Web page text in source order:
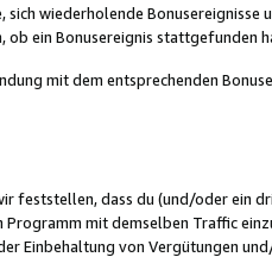
wiederholende Bonusereignisse
ein Bonusereignis stattgefunden
mit dem entsprechenden
feststellen, dass du (und/oder ein
mit demselben Traffic
Einbehaltung von Vergütungen